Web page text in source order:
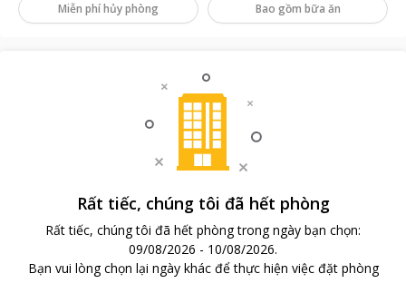
Miễn phí hủy phòng Bao gồm bữa ăn
Rất tiếc, chúng tôi đã hết phòng
Rất tiếc, chúng tôi đã hết phòng trong ngày bạn chọn:
09/08/2026 - 10/08/2026.
Bạn vui lòng chọn lại ngày khác để thực hiện việc đặt phòng